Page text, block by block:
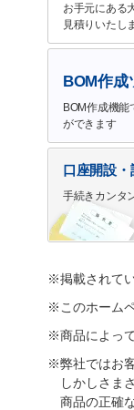
お手元にある
見積りいたし
BOM作成
BOM作成機能
ができます
口座開設
手続きカンタ
※掲載されて
※このホーム
※商品によっ
※弊社ではお
しかしさま
商品の正確